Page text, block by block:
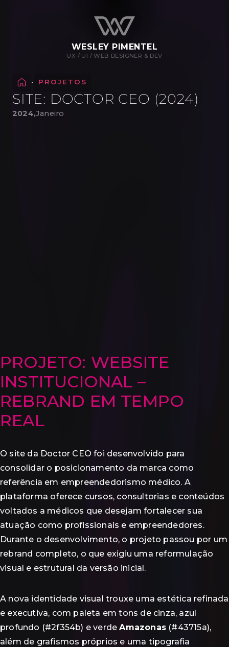
WESLEY PIMENTEL
UX / UI / WEB DESIGNER & DEV
• PROJETOS
SITE: DOCTOR CEO (2024)
2024,Janeiro
PROJETO: WEBSITE
INSTITUCIONAL –
REBRAND EM TEMPO
REAL
O site da Doctor CEO foi desenvolvido para
consolidar o posicionamento da marca como
referência em empreendedorismo médico. A
plataforma oferece cursos, consultorias e conteúdos
voltados a médicos que desejam fortalecer sua
atuação como profissionais e empreendedores.
Durante o desenvolvimento, o projeto passou por um
rebrand completo, o que exigiu uma reformulação
visual e estrutural da versão inicial.
A nova identidade visual trouxe uma estética refinada
e executiva, com paleta em tons de cinza, azul
profundo (#2f354b) e verdeAmazonas (#43715a),
além de grafismos próprios e uma tipografia